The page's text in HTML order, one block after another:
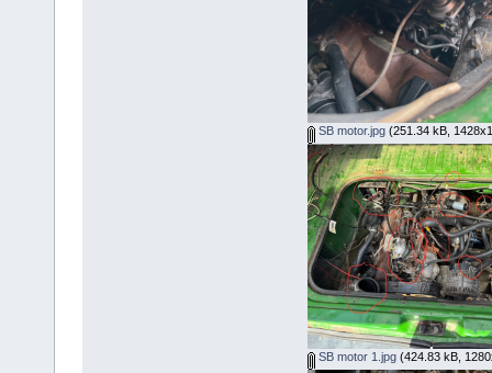
SB motor.jpg(251.34 kB,
SB motor 1.jpg(424.83 kB,